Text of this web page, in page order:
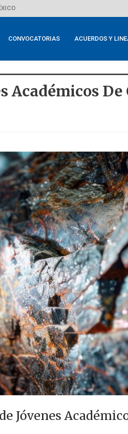
CONVOCATORIAS ACUERDOS Y
Académicos De
Jóvenes